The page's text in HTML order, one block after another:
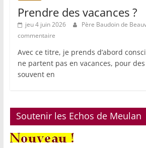
Prendre des vacances ?
jeu 4 juin 2026 Père Baudoin de
commentaire
Avec ce titre, je prends d’abord
ne partent pas en vacances, pour
souvent en
Soutenir les Echos de Meulan